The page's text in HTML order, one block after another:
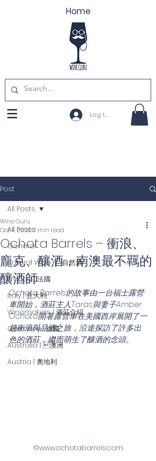
Home
Log In
Post
All Posts
General
Natural Wine ｜ 自然酒
France | 法國
Italy | 意大利
Winemakers | 酒莊介紹
Germany | 德國
Australia | 澳洲
Austria | 奧地利
All Posts
Ochota Barrels – 衝浪、
龐克、釀酒，南澳最不羈的
釀酒師
Wine Guru
Oct 4, 20203 min read
Ochota Barrels的故事由一台福士露營
車開始，酒莊主人Taras與妻子Amber
Ochota開著露營車在美國西岸展開了一
趟衝浪與品酒之旅，沿途探訪了許多出
色的酒莊，繼而萌生了釀酒的念頭。
©www.ochotabarrels.com